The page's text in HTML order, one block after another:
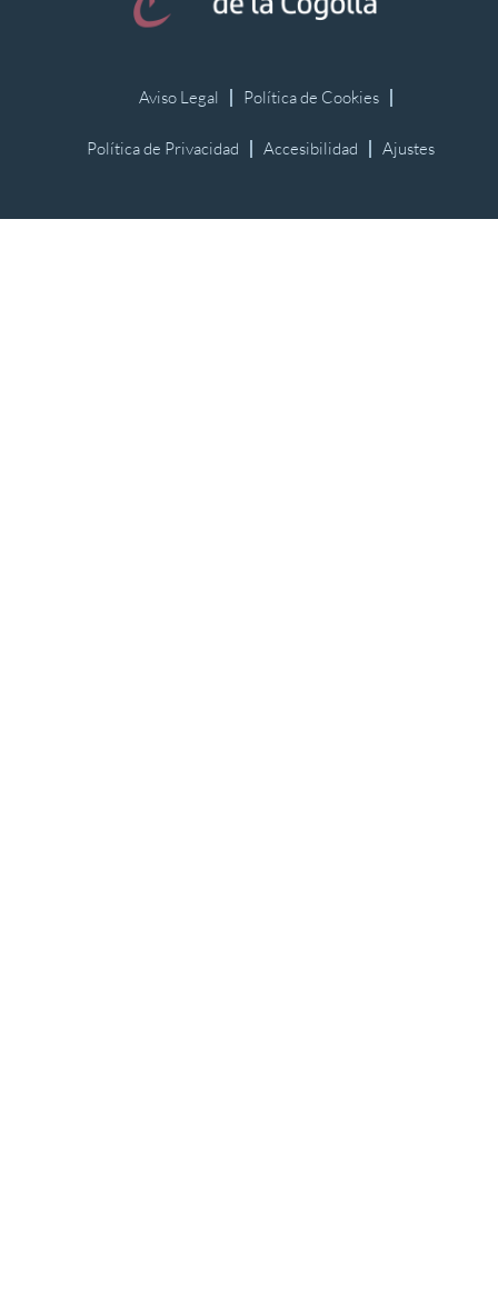
Aviso Legal Política de Cookies
Política de Privacidad Accesibilidad Ajustes